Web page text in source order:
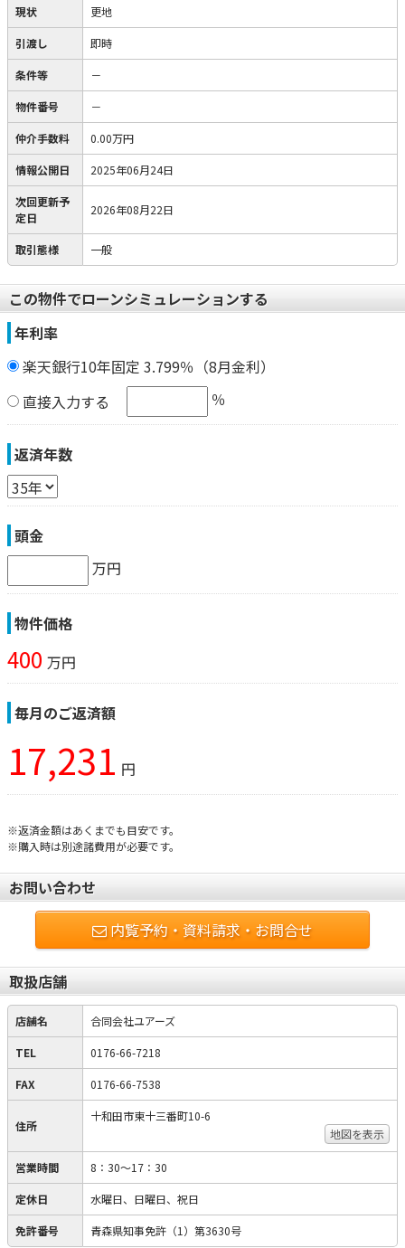
現状 更地
引渡し 即時
条件等 －
物件番号 －
仲介手数料 0.00万円
情報公開日 2025年06月24日
次回更新予
定日
2026年08月22日
取引態様 一般
この物件でローンシミュレーションする
年利率
楽天銀行10年固定 3.799％（8月金利）
直接入力する
％
返済年数
頭金
万円
物件価格
400 万円
毎月のご返済額
17,231 円
※返済金額はあくまでも目安です。
※購入時は別途諸費用が必要です。
お問い合わせ
内覧予約・資料請求・お問合せ
取扱店舗
店舗名 合同会社ユアーズ
TEL 0176-66-7218
FAX 0176-66-7538
住所
十和田市東十三番町10-6
地図を表示
営業時間 8：30～17：30
定休日 水曜日、日曜日、祝日
免許番号 青森県知事免許（1）第3630号